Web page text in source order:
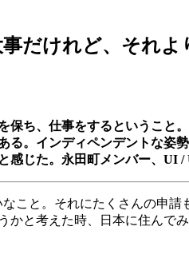
だけれど、それ
ち、仕事をするということ
。インディペンデントな姿
じた。永田町メンバー、 UI /
こと。それにたくさんの申
と考えた時、日本に住んでみ